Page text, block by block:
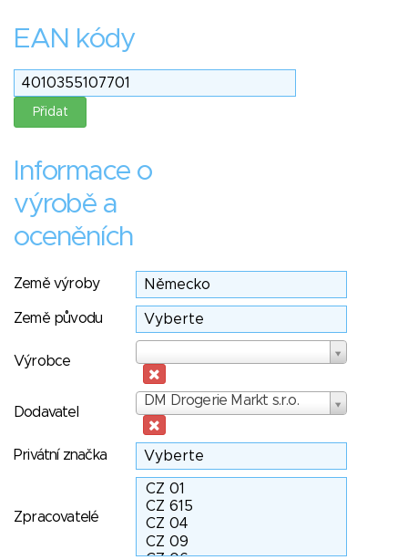
EAN kódy
Informace o
výrobě a
oceněních
Země výroby
Země původu
Výrobce
Dodavatel
DM Drogerie Markt s.r.o.
Dodavatel
Privátní značka
Zpracovatelé